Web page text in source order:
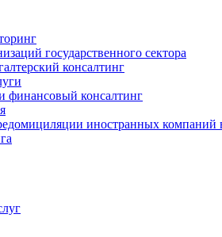
государственного сектора
консалтинг
финансовый консалтинг
иностранных